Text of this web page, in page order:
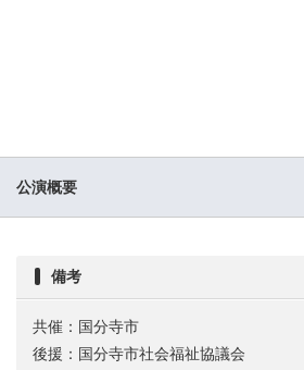
公演概要
備考
共催：国分寺市
後援：国分寺市社会福祉協議会